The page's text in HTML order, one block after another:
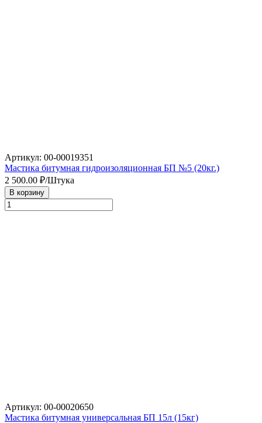
Артикул: 00-00019351
Мастика битумная гидроизоляционная БП №5 (20кг.)
2 500.00 ₽/Штука
В корзину
Артикул: 00-00020650
Мастика битумная универсальная БП 15л (15кг)